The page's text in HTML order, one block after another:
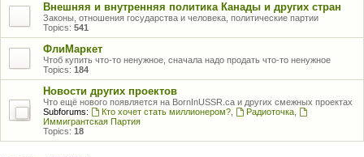
Внешняя и внутренняя политика Канады и других стран
Законы, отношения государства и человека, политические партии
Topics: 541
ФлиМаркет
Чтоб купить что-то ненужное, сначала надо продать что-то ненужное
Topics: 184
Новости других проектов
Что ещё нового появляется на BornInUSSR.ca и других смежных проектах
Subforums:
Кто хочет стать миллионером?, Радиоточка,
Иммигрантская Партия
Topics: 18